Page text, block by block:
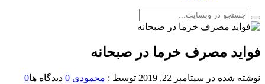
فواید مصرف خرما در صبحانه
نوشته شده در سپتامبر 22, 2019 توسط : محمودی 0 دیدگاه ها0